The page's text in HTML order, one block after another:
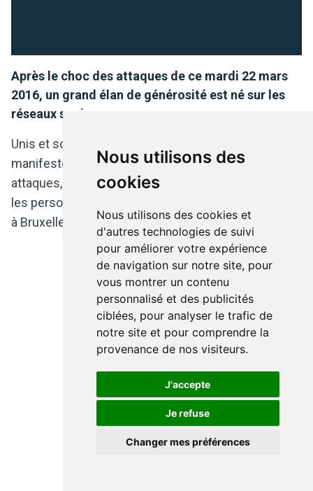
Nous utilisons des
cookies
Nous utilisons des cookies et
d'autres technologies de suivi
pour améliorer votre expérience
de navigation sur notre site, pour
vous montrer un contenu
personnalisé et des publicités
ciblées, pour analyser le trafic de
notre site et pour comprendre la
provenance de nos visiteurs.
J'accepte
Je refuse
Changer mes préférences
Après le choc des attaques de ce mardi 22 mars
2016, un grand élan de générosité est né sur les
réseaux sociaux.
Unis et solidaires, beaucoup de Belges se sont
manifestés quelques heures à peine après les
attaques, pour aider les rescapés des attaques ou
les personnes coincées une partie de la journée
à Bruxelles.